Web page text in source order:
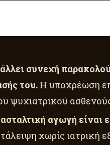
συνεχή
του. Η υποχρέωση
ψυχιατρικού
αγωγή είναι
χωρίς ιατρική